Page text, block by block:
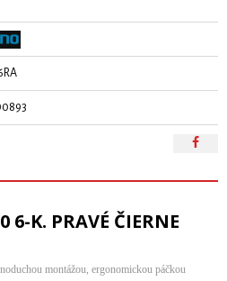
6-K. PRAVÉ ČIERNE
montážou, ergonomickou páčkou